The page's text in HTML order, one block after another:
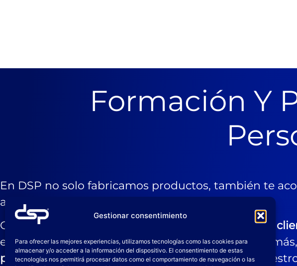
Gestionar consentimiento
Para ofrecer las mejores experiencias, utilizamos tecnologías como las cookies para
almacenar y/o acceder a la información del dispositivo. El consentimiento de estas
tecnologías nos permitirá procesar datos como el comportamiento de navegación o las
Formación Y
En DSP no solo fabricamos productos, también te
aplicación.
Ofrecemos
planes de actuación adaptados a cada
el uso seguro y eficaz de nuestros productos.
personalizadaspara tu equipo, impartidas por